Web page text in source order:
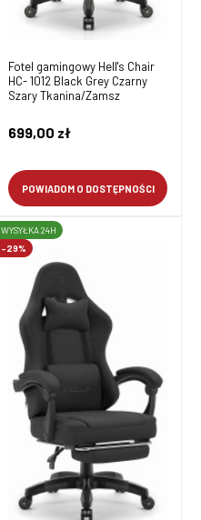
Fotel gamingowy Hell's Chair
HC- 1012 Black Grey Czarny
Szary Tkanina/Zamsz
699,00 zł
POWIADOM O DOSTĘPNOŚCI
-29%
WYSYŁKA 24H